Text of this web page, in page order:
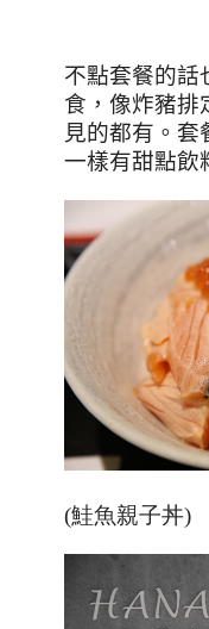
不點套餐的話
食，像炸豬排
見的都有。套
一樣有甜點飲
(鮭魚親子丼)